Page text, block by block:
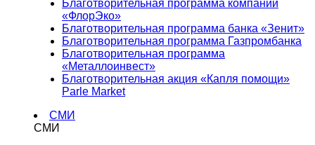
Благотворительная программа компании
«ФлорЭко»
Благотворительная программа банка «Зенит»
Благотворительная программа Газпромбанка
Благотворительная программа
«Металлоинвест»
Благотворительная акция «Капля помощи»
Parle Market
СМИ
СМИ